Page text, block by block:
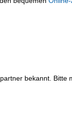
bekannt. Bitte